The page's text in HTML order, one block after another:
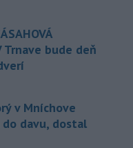
Trnave bude deň
v Mníchove
davu, dostal